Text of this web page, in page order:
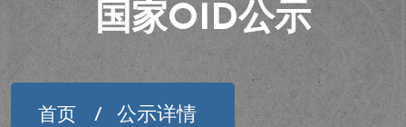
国家OID公示
首页 公示详情